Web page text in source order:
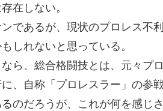
在しない。
であるが、現状のプロレス不
しれないと思っている。
ら、総合格闘技とは、元々プ
、自称「プロレスラー」の参
のだろうが、これが何を感じ